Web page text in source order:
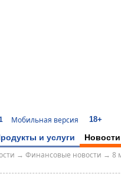
Мобильная версия 18+
и услуги Новости
→ Финансовые новости → 8